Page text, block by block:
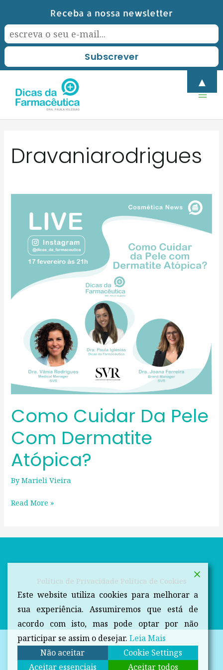
content
Dravaniarodrigues
Como Cuidar Da Pele
Com Dermatite
Atópica?
ByMarieli Vieira
Cuidar
Atópica?
Read More »
Política de Privacidade Política de Cookies
Receba a nossa newsletter
▲
Este website utiliza cookies para melhorar a
sua experiência. Assumiremos que está de
acordo com isto, mas pode optar por não
participar se assim o desejar. Leia Mais
Não aceitar
Cookie Settings
Aceitar essenciais
Aceitar todos